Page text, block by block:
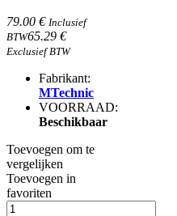
79.00 € Inclusief
BTW65.29 €
Exclusief BTW
Fabrikant:
MTechnic
VOORRAAD:
Beschikbaar
Toevoegen om te
vergelijken
Toevoegen in
favoriten